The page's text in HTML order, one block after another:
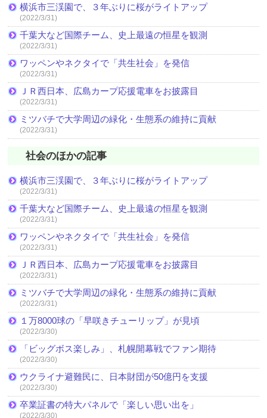
横浜市三渓園で、３年ぶりに桜がライトアップ
(2022/3/31)
千葉大など国際チーム、史上最遠の恒星を観測
(2022/3/31)
ワッペンやネクタイで「共生社会」を発信
(2022/3/31)
ＪＲ西日本、広島カープ応援電車をお披露目
(2022/3/31)
ミツバチで大学周辺の緑化・生態系の維持に貢献
(2022/3/31)
社会のほかの記事
横浜市三渓園で、３年ぶりに桜がライトアップ
(2022/3/31)
千葉大など国際チーム、史上最遠の恒星を観測
(2022/3/31)
ワッペンやネクタイで「共生社会」を発信
(2022/3/31)
ＪＲ西日本、広島カープ応援電車をお披露目
(2022/3/31)
ミツバチで大学周辺の緑化・生態系の維持に貢献
(2022/3/31)
１万8000球の「早咲きチューリップ」が見頃
(2022/3/30)
「ビッグボス楽しみ」、札幌開幕戦でファン期待
(2022/3/30)
ウクライナ避難民に、日本財団が50億円を支援
(2022/3/30)
卒業証書の特大パネルで「楽しい思い出を」
(2022/3/30)